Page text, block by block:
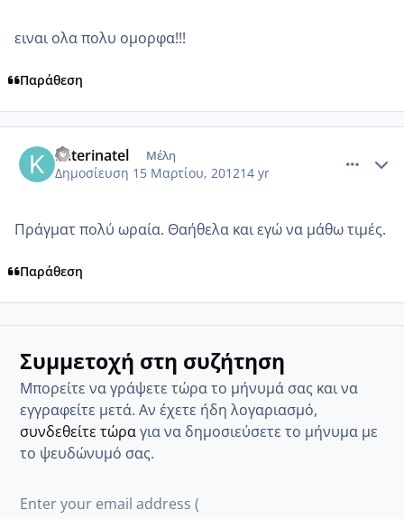
ειναι ολα πολυ ομορφα!!!
Παράθεση
katerinatel Μέλη
Δημοσίευση 15 Μαρτίου, 201214 yr
Πράγματ πολύ ωραία. Θαήθελα και εγώ να μάθω τιμές.
Παράθεση
Συμμετοχή στη συζήτηση
Μπορείτε να γράψετε τώρα το μήνυμά σας και να
εγγραφείτε μετά. Αν έχετε ήδη λογαριασμό,
συνδεθείτε τώραγια να δημοσιεύσετε το μήνυμα με
το ψευδώνυμό σας.